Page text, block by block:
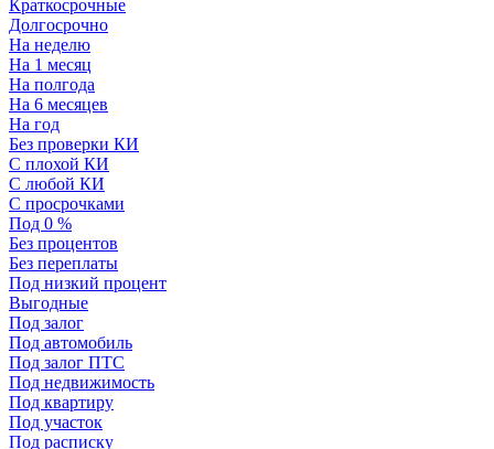
Краткосрочные
Долгосрочно
На неделю
На 1 месяц
На полгода
На 6 месяцев
На год
Без проверки КИ
С плохой КИ
С любой КИ
С просрочками
Под 0 %
Без процентов
Без переплаты
Под низкий процент
Выгодные
Под залог
Под автомобиль
Под залог ПТС
Под недвижимость
Под квартиру
Под участок
Под расписку